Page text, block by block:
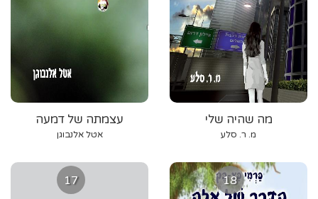
עצמתה של דמעה
אטל אלנבוגן
מה שהיה שלי
מ. ר. סלע
17 18